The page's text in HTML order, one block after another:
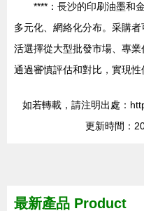
****：長沙的印刷油墨和
多元化、網絡化分布。采購
活選擇從大型批發市場、專業
通過審慎評估和對比，實現性
如若轉載，請注明出處：
更新時間：
最新產品 Product